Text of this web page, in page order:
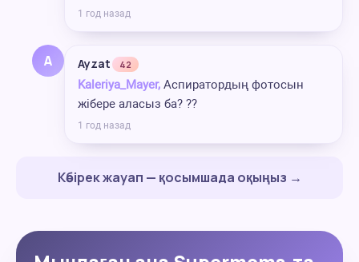
1 год назад
A Ayzat 42
Kaleriya_Mayer, Аспиратордың фотосын
жібере аласыз ба? ??
1 год назад
Көбірек жауап — қосымшада оқыңыз →